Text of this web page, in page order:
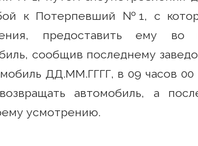
к Потерпевший №1, с
предоставить ему во
сообщив последнему
ДД.ММ.ГГГГ, в 09 часов 00
автомобиль, а
усмотрению.